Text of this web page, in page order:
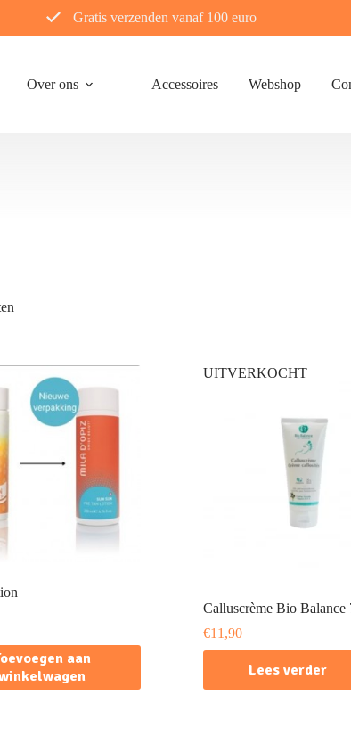
Gratis verzenden vanaf 100 euro
Over ons Accessoires Webshop
Gesorteerd
aan
UITVERKOCHT
Calluscrème Bio Balance
€11,90
Lees verder